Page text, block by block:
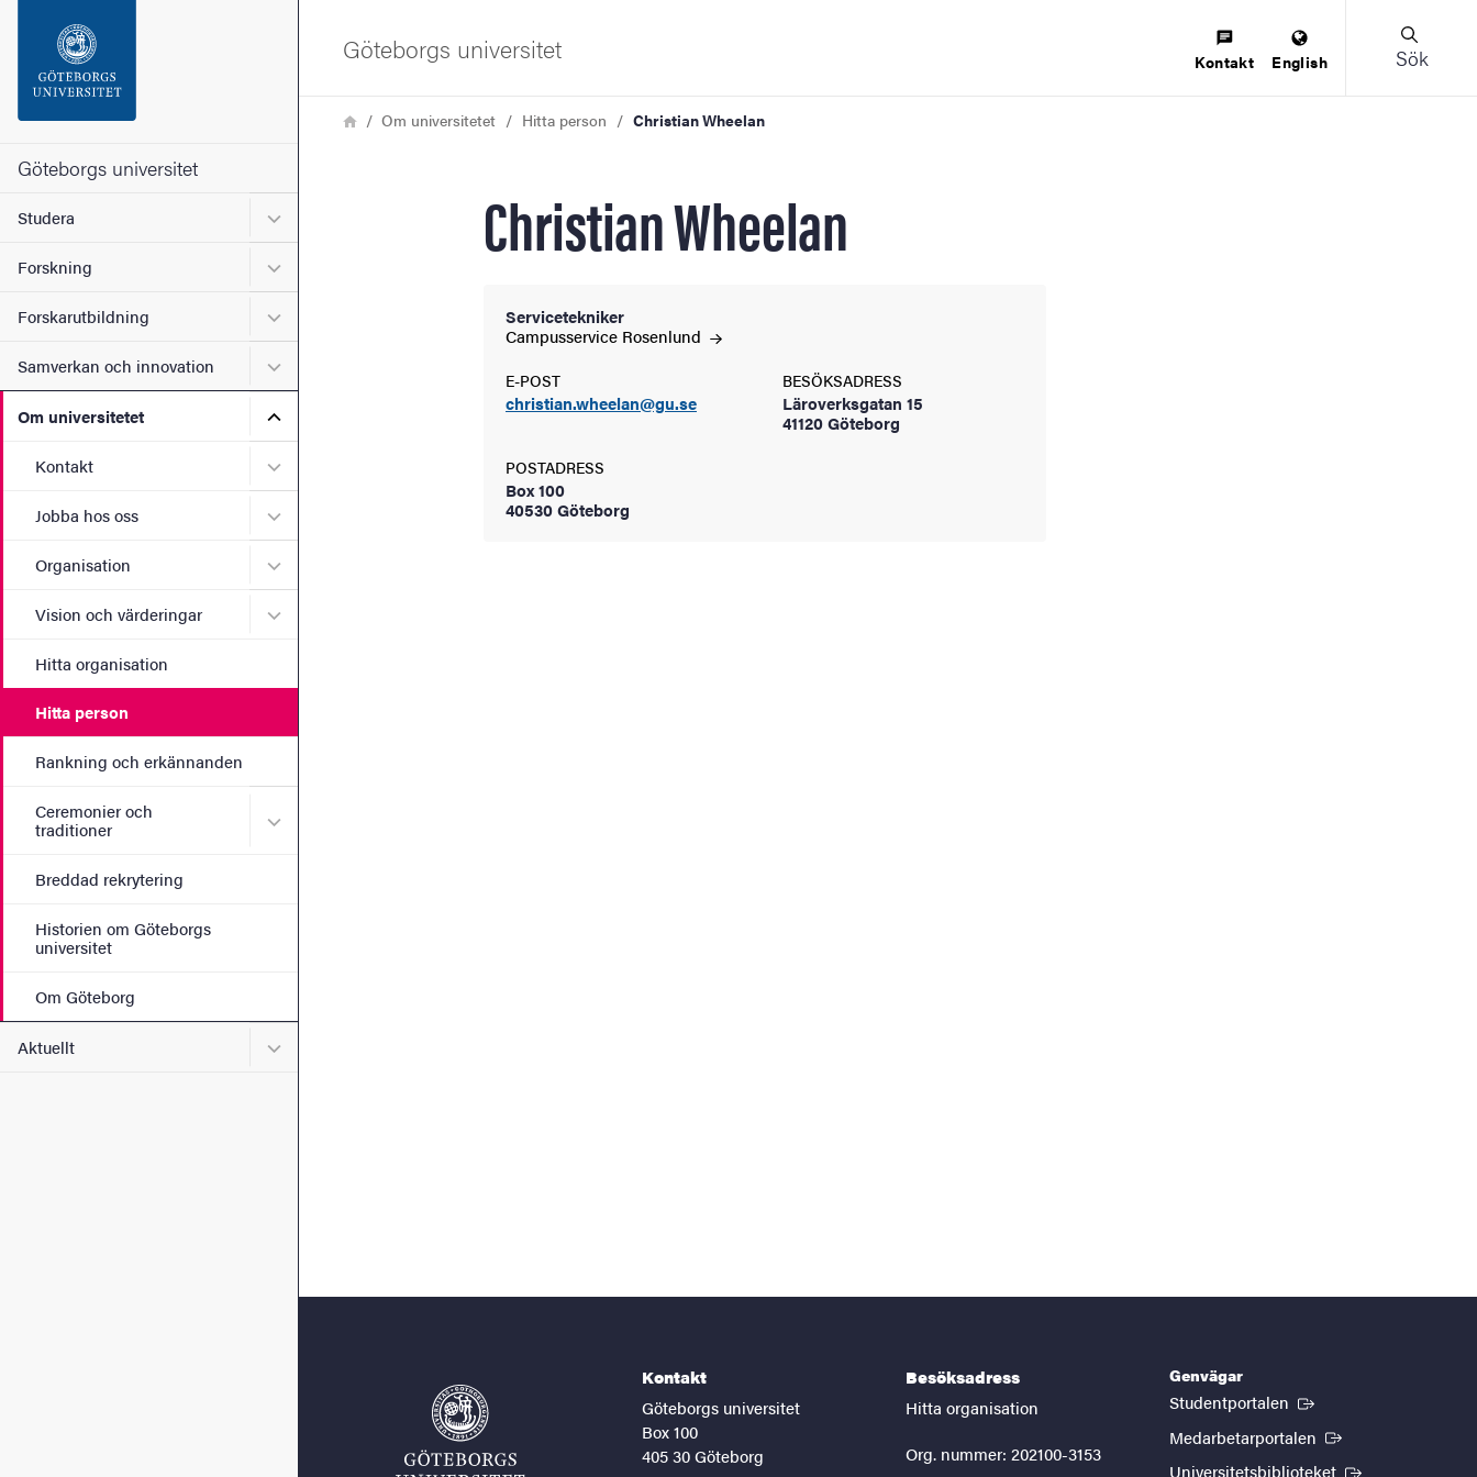
Sidfoten
Om webbplatsen
Göteborgs universitet
Studera Undermeny för Studera
Forskning Undermeny för Forskning
Forskarutbildning Undermeny för Forskarutbildning
Samverkan och innovation Undermeny för Samverkan och innovation
Om universitetet Undermeny för Om universitetet
Kontakt Undermeny för Kontakt
Jobba hos oss Undermeny för Jobba hos oss
Organisation Undermeny för Organisation
Vision och värderingar Undermeny för Vision och värderingar
Hitta organisation
Hitta person
Rankning och erkännanden
Ceremonier och
traditioner
Undermeny för Ceremonier och traditioner
Breddad rekrytering
Historien om Göteborgs
universitet
Om Göteborg
Aktuellt Undermeny för Aktuellt
Göteborgs universitet Kontakt English Sök
LänkstigHemOm universitetet Hitta person Christian Wheelan
Christian Wheelan
Servicetekniker
Campusservice Rosenlund
E-POST
christian.wheelan@gu.se
BESÖKSADRESS
Läroverksgatan 15
41120 Göteborg
POSTADRESS
Box 100
40530 Göteborg
Kontakt
Göteborgs universitet
Box 100
405 30 Göteborg
Besöksadress
Hitta organisation
Org. nummer: 202100-3153
Genvägar
Studentportalen (Extern länk)
Medarbetarportalen (Extern länk)
Universitetsbiblioteket (Extern länk)